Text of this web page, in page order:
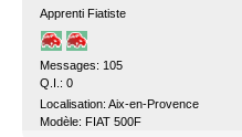
Apprenti Fiatiste
Messages: 105
Q.I.: 0
Localisation: Aix-en-Provence
Modèle: FIAT 500F